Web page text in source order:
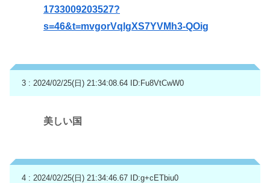
1733009203527?
s=46&t=mvgorVqlgXS7YVMh3-QOig
3 : 2024/02/25(日) 21:34:08.64 ID:Fu8VtCwW0
美しい国
4 : 2024/02/25(日) 21:34:46.67 ID:g+cETbiu0